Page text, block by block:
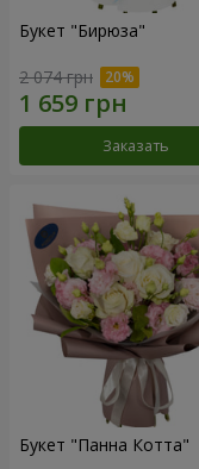
Букет "Бирюза"
2 074 грн
Заказать
Букет "Панна Котта"